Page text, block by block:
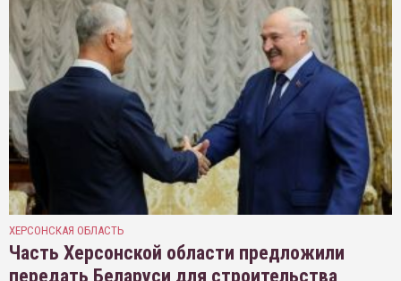
ХЕРСОНСКАЯ ОБЛАСТЬ
Часть Херсонской области предложили
передать Беларуси для строительства